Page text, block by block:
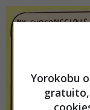
Yorokobu